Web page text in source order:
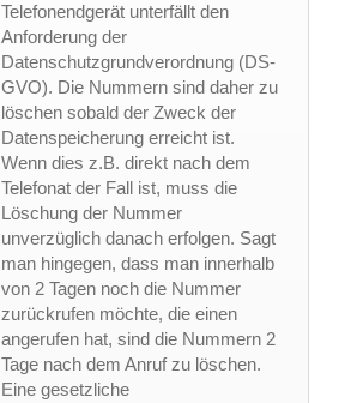
Telefonendgerät unterfällt den
Anforderung der
Datenschutzgrundverordnung (DS-
GVO). Die Nummern sind daher zu
löschen sobald der Zweck der
Datenspeicherung erreicht ist.
Wenn dies z.B. direkt nach dem
Telefonat der Fall ist, muss die
Löschung der Nummer
unverzüglich danach erfolgen. Sagt
man hingegen, dass man innerhalb
von 2 Tagen noch die Nummer
zurückrufen möchte, die einen
angerufen hat, sind die Nummern 2
Tage nach dem Anruf zu löschen.
Eine gesetzliche